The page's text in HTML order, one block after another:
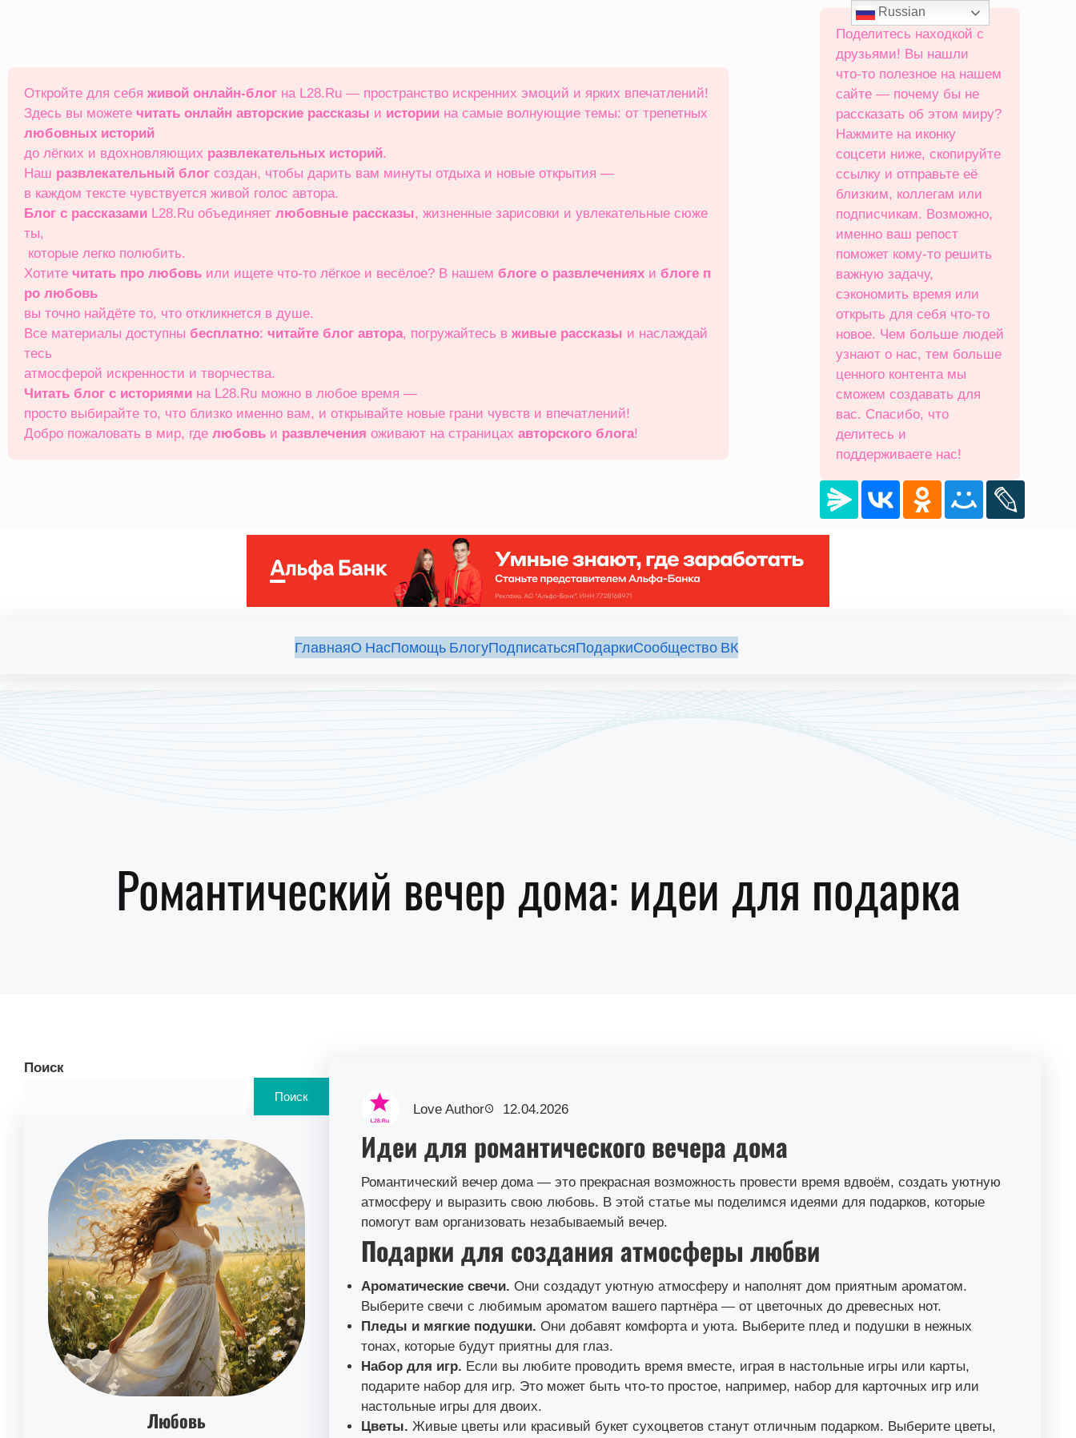
Откройте для себя живой онлайн‑блог на L28.Ru — пространство искренних эмоций и ярких впечатлений!
Здесь вы можете читать онлайн авторские рассказы и истории на самые волнующие темы: от трепетных
любовных историй
до лёгких и вдохновляющих развлекательных историй.
Наш развлекательный блог создан, чтобы дарить вам минуты отдыха и новые открытия —
в каждом тексте чувствуется живой голос автора.
Блог с рассказами L28.Ru объединяет любовные рассказы, жизненные зарисовки и увлекательные сюже
ты,
которые легко полюбить.
Хотите читать про любовь или ищете что‑то лёгкое и весёлое? В нашем блоге о развлечениях и блоге п
ро любовь
вы точно найдёте то, что откликнется в душе.
Все материалы доступны бесплатно: читайте блог автора, погружайтесь в живые рассказы и наслаждай
тесь
атмосферой искренности и творчества.
Читать блог с историями на L28.Ru можно в любое время —
просто выбирайте то, что близко именно вам, и открывайте новые грани чувств и впечатлений!
Добро пожаловать в мир, где любовь и развлечения оживают на страницах авторского блога!
Поделитесь находкой с
друзьями! Вы нашли
что‑то полезное на нашем
сайте — почему бы не
рассказать об этом миру?
Нажмите на иконку
соцсети ниже, скопируйте
ссылку и отправьте её
близким, коллегам или
подписчикам. Возможно,
именно ваш репост
поможет кому‑то решить
важную задачу,
сэкономить время или
открыть для себя что‑то
новое. Чем больше людей
узнают о нас, тем больше
ценного контента мы
сможем создавать для
вас. Спасибо, что
делитесь и
поддерживаете нас!
ГлавнаяО НасПомощь БлогуПодписатьсяПодаркиСообщество ВК
Романтический вечер дома: идеи для подарка
Поиск
Поиск
Любовь
Love Author 12.04.2026
Идеи для романтического вечера дома
Романтический вечер дома — это прекрасная возможность провести время вдвоём, создать уютную
атмосферу и выразить свою любовь. В этой статье мы поделимся идеями для подарков, которые
помогут вам организовать незабываемый вечер.
Подарки для создания атмосферы любви
Ароматические свечи. Они создадут уютную атмосферу и наполнят дом приятным ароматом.
Выберите свечи с любимым ароматом вашего партнёра — от цветочных до древесных нот.
Пледы и мягкие подушки. Они добавят комфорта и уюта. Выберите плед и подушки в нежных
тонах, которые будут приятны для глаз.
Набор для игр. Если вы любите проводить время вместе, играя в настольные игры или карты,
подарите набор для игр. Это может быть что-то простое, например, набор для карточных игр или
настольные игры для двоих.
Цветы. Живые цветы или красивый букет сухоцветов станут отличным подарком. Выберите цветы,
Russian